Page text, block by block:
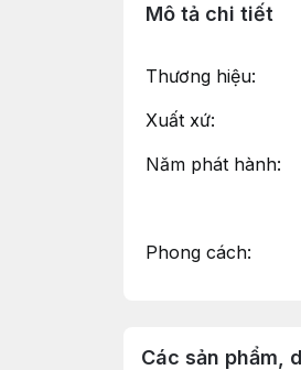
Mô tả chi tiết
Thương hiệu:
Xuất xứ:
Năm phát
Phong cách:
Các sản phẩm,